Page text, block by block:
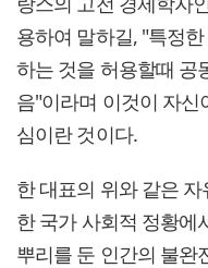
용하여 말하길, "특정
하는 것을 허용할때 공
음"이라며 이것이 자
심이란 것이다.
한 대표의 위와 같은
한 국가 사회적 정황에
뿌리를 둔 인간의 불완